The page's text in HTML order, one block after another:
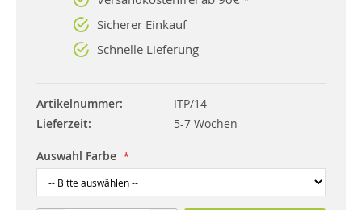
Sicherer Einkauf
Schnelle Lieferung
Artikelnummer
ITP/14
Lieferzeit
5-7 Wochen
Auswahl Farbe